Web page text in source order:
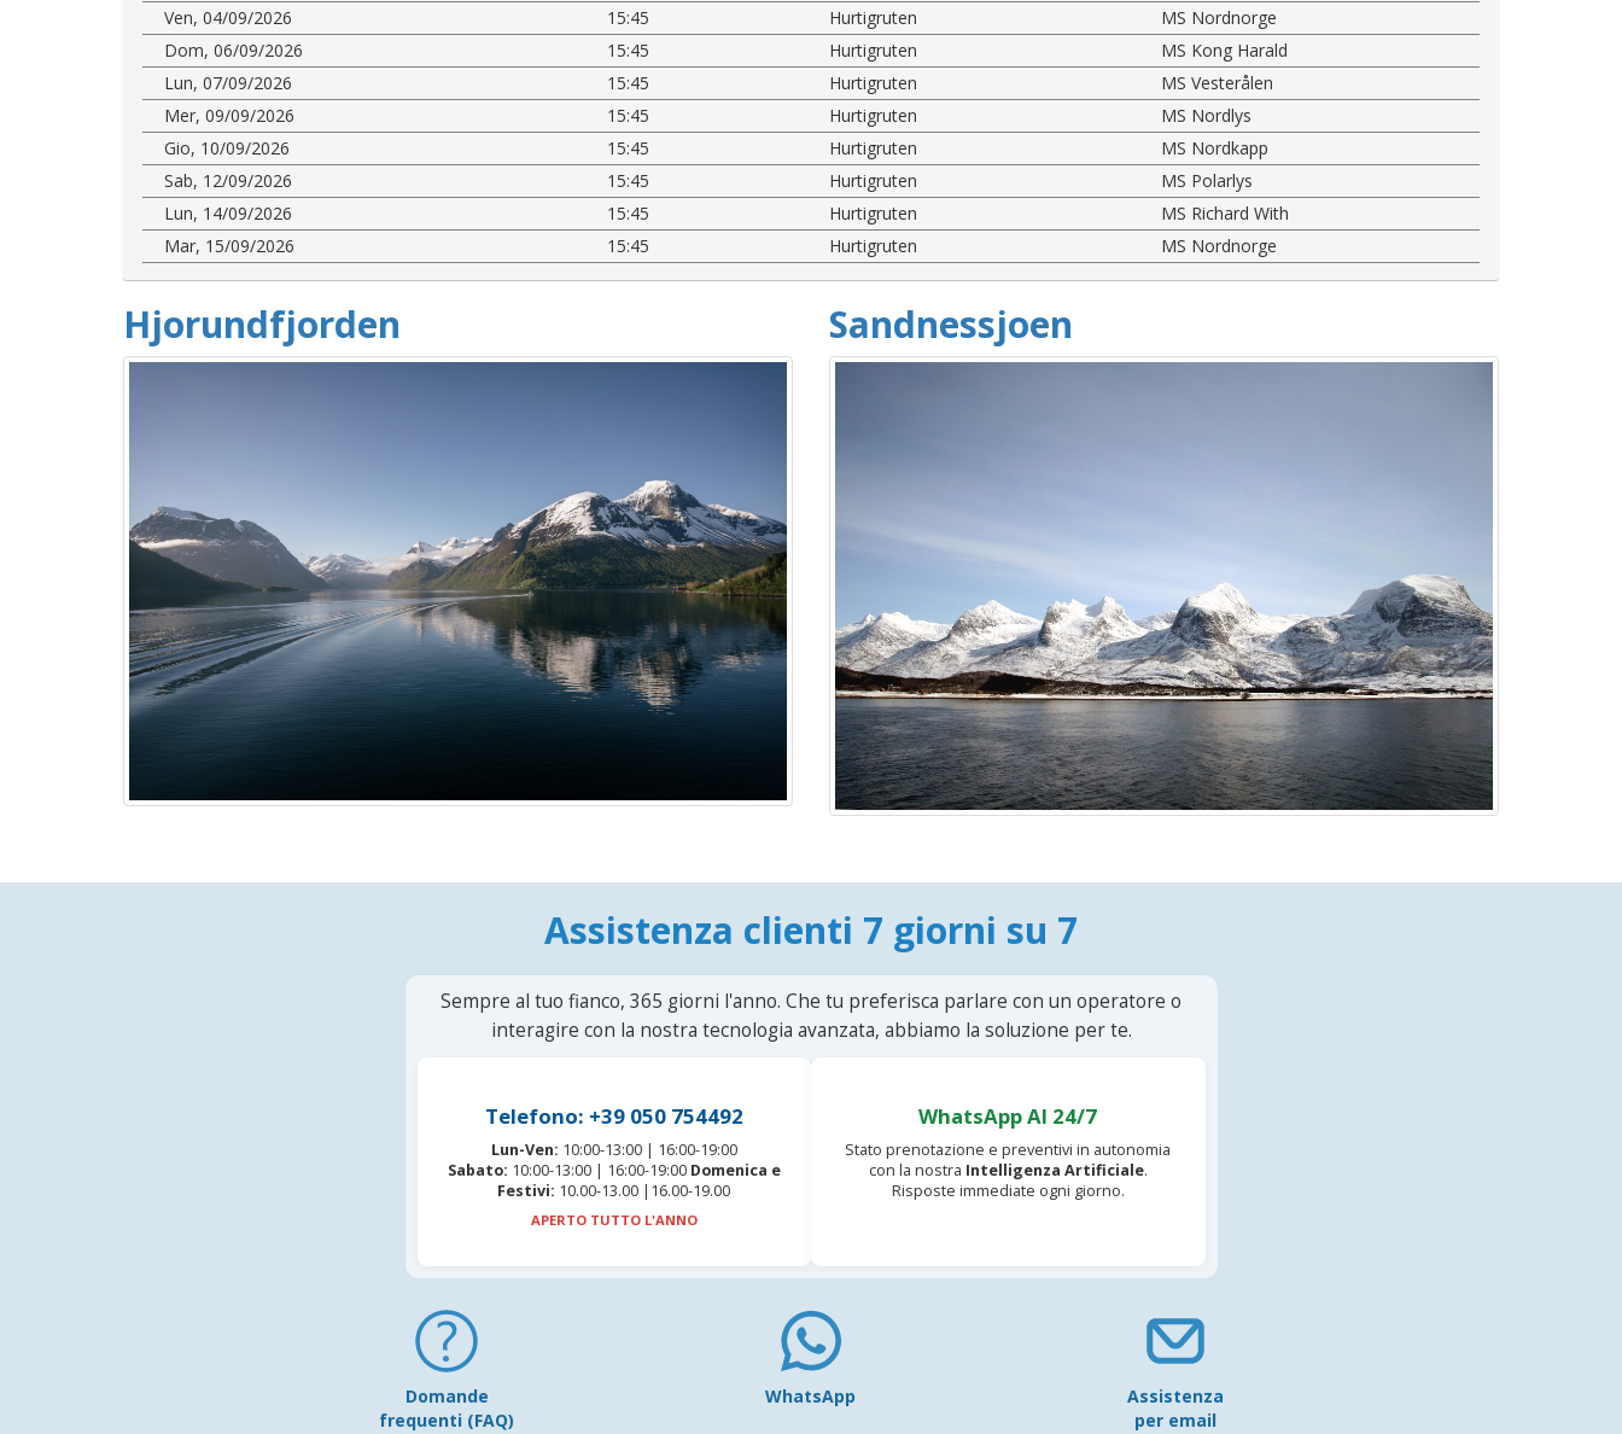
Ven, 04/09/2026
15:45 Hurtigruten
MS Nordnorge
Dom, 06/09/2026
15:45 Hurtigruten
MS Kong Harald
Lun, 07/09/2026
15:45 Hurtigruten
MS Vesterålen
Mer, 09/09/2026
15:45 Hurtigruten
MS Nordlys
Gio, 10/09/2026
15:45 Hurtigruten
MS Nordkapp
Sab, 12/09/2026
15:45 Hurtigruten
MS Polarlys
Lun, 14/09/2026
15:45 Hurtigruten
MS Richard With
Mar, 15/09/2026
15:45 Hurtigruten MS Nordnorge
Hjorundfjorden Sandnessjoen
Assistenza clienti 7 giorni su 7
Sempre al tuo fianco, 365 giorni l'anno. Che tu preferisca parlare con un operatore o
interagire con la nostra tecnologia avanzata, abbiamo la soluzione per te.
Telefono: +39 050 754492
Lun-Ven: 10:00-13:00 | 16:00-19:00
Sabato: 10:00-13:00 | 16:00-19:00 Domenica e
Festivi: 10.00-13.00 |16.00-19.00
APERTO TUTTO L'ANNO
WhatsApp AI 24/7
Stato prenotazione e preventivi in autonomia
con la nostra Intelligenza Artificiale.
Risposte immediate ogni giorno.
Domande
frequenti (FAQ)
WhatsApp
Assistenza
per email